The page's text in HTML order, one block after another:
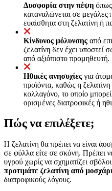
Δυσφορία στην πέψη
καταναλώνεται σε μεγάλες
ευαίσθητα στη ζελατίνη ή
Κίνδυνος μόλυνσης από
ζελατίνη δεν έχει υποστεί
από αξιόπιστο προμηθευτή.
Ηθικές ανησυχίες για
προϊόντα, καθώς η
κολλαγόνο, το οποίο
ορισμένες διατροφικές ή
Πώς να επιλέξετε;
Η ζελατίνη θα πρέπει να είναι
σε φύλλα είτε σε σκόνη. Πρέπει
υγρού χωρίς να σχηματίζει
προτιμάτε ζελατίνη από
διατροφικούς λόγους.